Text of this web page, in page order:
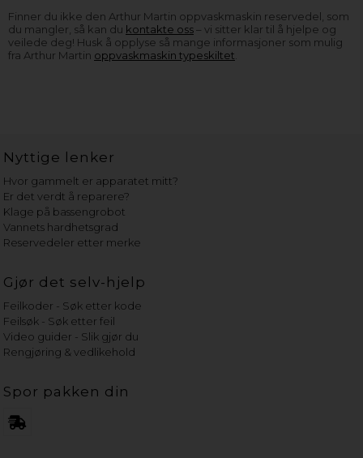
Finner du ikke den Arthur Martin oppvaskmaskin reservedel, som
du mangler, så kan du kontakte oss– vi sitter klar til å hjelpe og
veilede deg! Husk å opplyse så mange informasjoner som mulig
fra Arthur Martin oppvaskmaskin typeskiltet
Nyttige lenker
Hvor gammelt er apparatet mitt?
Er det verdt å reparere?
Klage på bassengrobot
Vannets hardhetsgrad
Reservedeler etter merke
Gjør det selv-hjelp
Feilkoder - Søk etter kode
Feilsøk - Søk etter feil
Video guider - Slik gjør du
Rengjøring & vedlikehold
Spor pakken din